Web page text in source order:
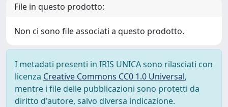
File in questo prodotto:
Non ci sono file associati a questo prodotto.
I metadati presenti in IRIS UNICA sono rilasciati con
licenza Creative Commons CC0 1.0 Universal,
mentre i file delle pubblicazioni sono protetti da
diritto d'autore, salvo diversa indicazione.